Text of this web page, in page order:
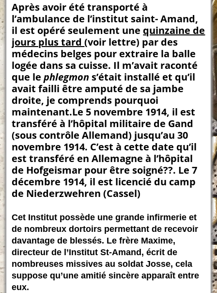
Après avoir été transporté à
l’ambulance de l’institut saint- Amand,
il est opéré seulement une quinzaine de
jours plus tard(voir lettre) par des
médecins belges pour extraire la balle
logée dans sa cuisse. Il m’avait raconté
que lephlegmon s’était installé et qu’il
avait failli être amputé de sa jambe
droite, je comprends pourquoi
maintenant.Le 5 novembre 1914, il est
transféré à l’hôpital militaire de Gand
(sous contrôle Allemand) jusqu’au 30
novembre 1914. C’est à cette date qu’il
est transféré en Allemagne à l’hôpital
de Hofgeismar pour être soigné??. Le 7
décembre 1914, il est licencié du camp
de Niederzwehren (Cassel)
Cet Institut possède une grande infirmerie et
de nombreux dortoirs permettant de recevoir
davantage de blessés. Le frère Maxime,
directeur de l’Institut St-Amand, écrit de
nombreuses missives au soldat Josse, cela
suppose qu’une amitié sincère apparaît entre
eux.